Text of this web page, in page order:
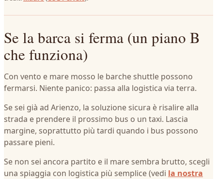
Se la barca si ferma (un piano B
che funziona)
Con vento e mare mosso le barche shuttle possono
fermarsi. Niente panico: passa alla logistica via terra.
Se sei già ad Arienzo, la soluzione sicura è risalire alla
strada e prendere il prossimo bus o un taxi. Lascia
margine, soprattutto più tardi quando i bus possono
passare pieni.
Se non sei ancora partito e il mare sembra brutto, scegli
una spiaggia con logistica più semplice (vedi la nostra